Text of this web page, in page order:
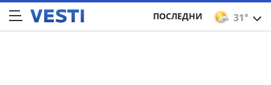
31°
ПОСЛЕДНИ